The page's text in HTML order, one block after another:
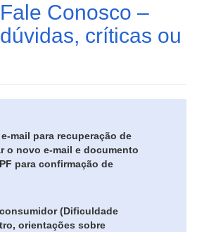
Conosco –
críticas ou
mail para recuperação de
o novo e-mail e documento
para confirmação de
(Dificuldade
orientações sobre